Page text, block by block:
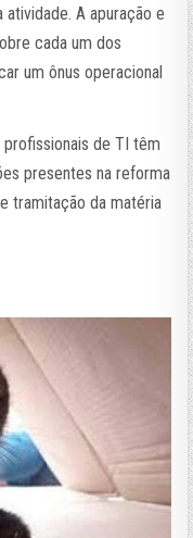
A apuração e
cada um dos
um ônus operacional
de TI têm
presentes na reforma
tramitação da matéria